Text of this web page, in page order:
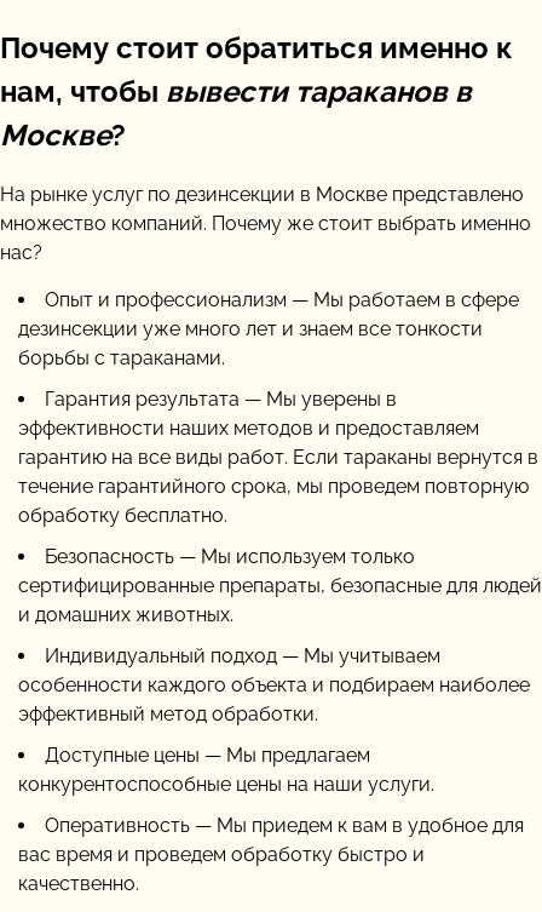
Почему стоит обратиться именно к
нам, чтобы вывести тараканов в
Москве?
На рынке услуг по дезинсекции в Москве представлено
множество компаний. Почему же стоит выбрать именно
нас?
Опыт и профессионализм — Мы работаем в сфере
дезинсекции уже много лет и знаем все тонкости
борьбы с тараканами.
Гарантия результата — Мы уверены в
эффективности наших методов и предоставляем
гарантию на все виды работ. Если тараканы вернутся в
течение гарантийного срока, мы проведем повторную
обработку бесплатно.
Безопасность — Мы используем только
сертифицированные препараты, безопасные для людей
и домашних животных.
Индивидуальный подход — Мы учитываем
особенности каждого объекта и подбираем наиболее
эффективный метод обработки.
Доступные цены — Мы предлагаем
конкурентоспособные цены на наши услуги.
Оперативность — Мы приедем к вам в удобное для
вас время и проведем обработку быстро и
качественно.